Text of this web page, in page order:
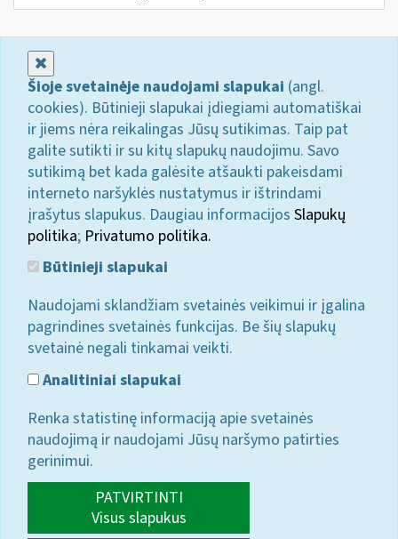
Šioje svetainėje naudojami slapukai (angl.
cookies). Būtinieji slapukai įdiegiami automatiškai
ir jiems nėra reikalingas Jūsų sutikimas. Taip pat
galite sutikti ir su kitų slapukų naudojimu. Savo
sutikimą bet kada galėsite atšaukti pakeisdami
interneto naršyklės nustatymus ir ištrindami
įrašytus slapukus. Daugiau informacijos Slapukų
politika; Privatumo politika.
Būtinieji slapukai
Naudojami sklandžiam svetainės veikimui ir įgalina
pagrindines svetainės funkcijas. Be šių slapukų
svetainė negali tinkamai veikti.
Analitiniai slapukai
Renka statistinę informaciją apie svetainės
naudojimą ir naudojami Jūsų naršymo patirties
gerinimui.
PATVIRTINTI
Visus slapukus